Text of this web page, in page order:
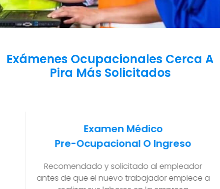
Exámenes Ocupacionales Cerca A
Pira Más Solicitados